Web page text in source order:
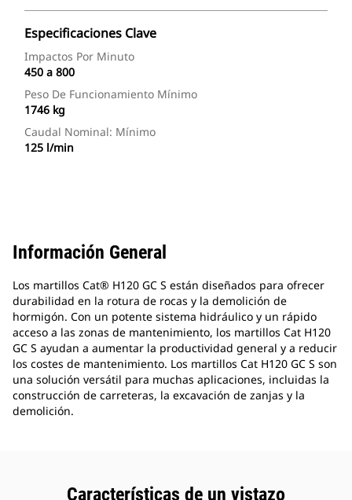
Especificaciones Clave
Impactos Por Minuto
450 a 800
Peso De Funcionamiento Mínimo
1746 kg
Caudal Nominal: Mínimo
125 l/min
Información General
Los martillos Cat® H120 GC S están diseñados para ofrecer
durabilidad en la rotura de rocas y la demolición de
hormigón. Con un potente sistema hidráulico y un rápido
acceso a las zonas de mantenimiento, los martillos Cat H120
GC S ayudan a aumentar la productividad general y a reducir
los costes de mantenimiento. Los martillos Cat H120 GC S son
una solución versátil para muchas aplicaciones, incluidas la
construcción de carreteras, la excavación de zanjas y la
demolición.
Características de un vistazo